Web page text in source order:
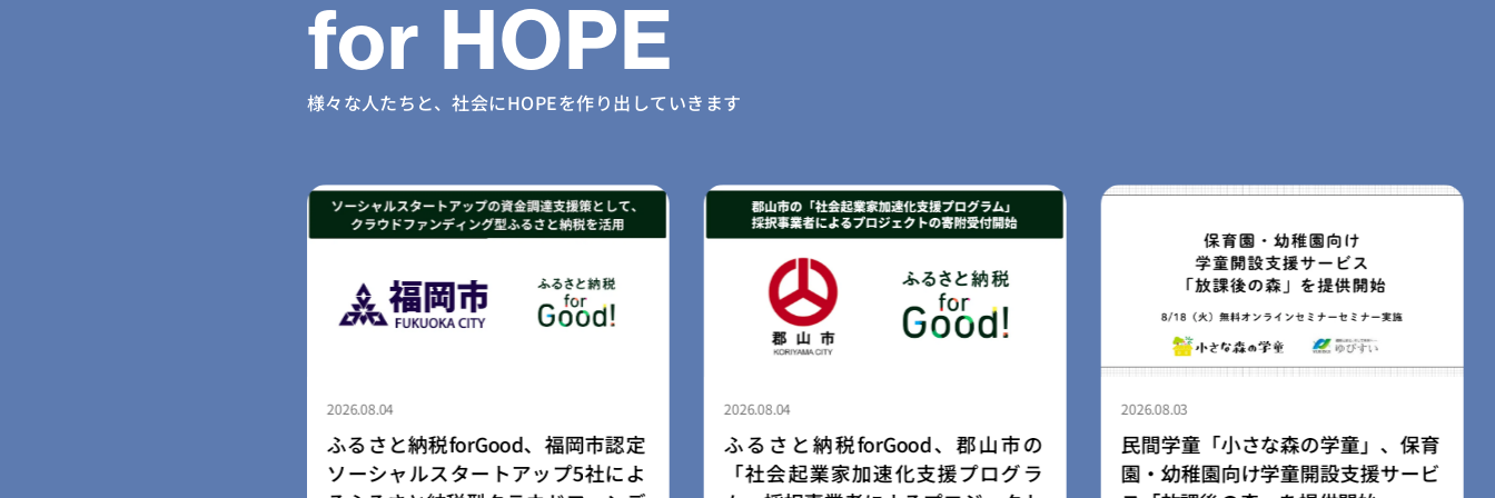
for HOPE
様々な人たちと、社会にHOPEを作り出していきます
2026.08.04
ふるさと納税forGood、郡山市の
「社会起業家加速化支援プログラ
2026.08.03
民間学童「小さな森の学童」、保育
園・幼稚園向け学童開設支援サービ
2026.08.03
ライフスタイルブランド「LIB」、
広島空港店を8月3日にリニューアル